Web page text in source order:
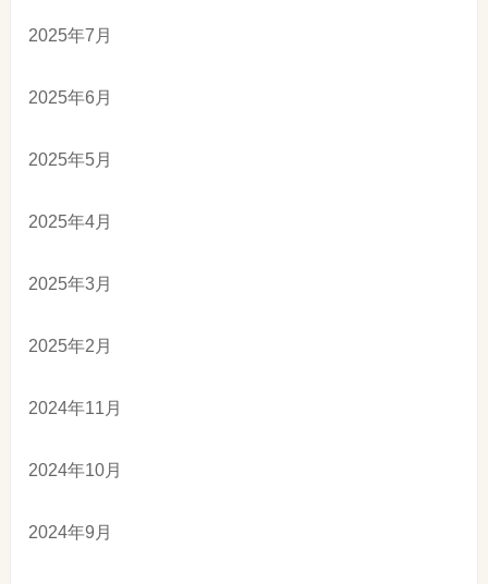
2025年7月
2025年6月
2025年5月
2025年4月
2025年3月
2025年2月
2024年11月
2024年10月
2024年9月